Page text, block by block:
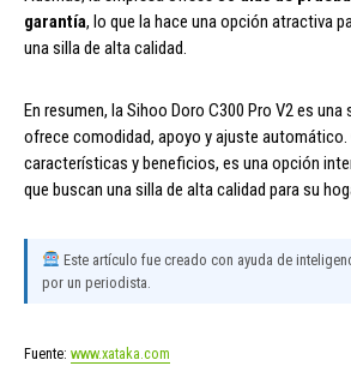
garantía, lo que la hace una opción atractiva
una silla de alta calidad.
En resumen, la Sihoo Doro C300 Pro V2 es
ofrece comodidad, apoyo y ajuste automático.
características y beneficios, es una opción
que buscan una silla de alta calidad para su
Este artículo fue creado con ayuda de
por un periodista.
Fuente: www.xataka.com